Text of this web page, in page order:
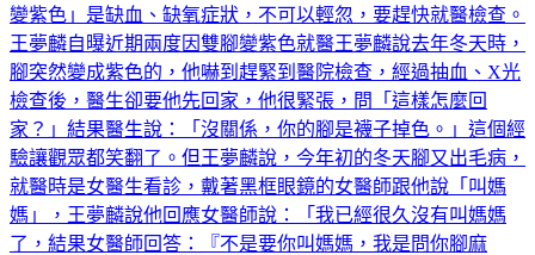
變紫色」是缺血、缺氧症狀，不可以輕忽，要趕快就醫檢查。
王夢麟自曝近期兩度因雙腳變紫色就醫王夢麟說去年冬天時，
腳突然變成紫色的，他嚇到趕緊到醫院檢查，經過抽血、X光
檢查後，醫生卻要他先回家，他很緊張，問「這樣怎麼回
家？」結果醫生說：「沒關係，你的腳是襪子掉色。」這個經
驗讓觀眾都笑翻了。但王夢麟說，今年初的冬天腳又出毛病，
就醫時是女醫生看診，戴著黑框眼鏡的女醫師跟他說「叫媽
媽」，王夢麟說他回應女醫師說：「我已經很久沒有叫媽媽
了，結果女醫師回答：『不是要你叫媽媽，我是問你腳麻